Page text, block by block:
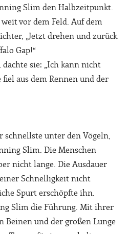
Slim den Halbzeitpunkt.
vor dem Feld. Auf dem
„Jetzt drehen und zurück
Gap!“
sie: „Ich kann nicht
aus dem Rennen und der
schnellste unter den Vögeln,
Slim. Die Menschen
nicht lange. Die Ausdauer
Schnelligkeit nicht
Spurt erschöpfte ihn.
Slim die Führung. Mit ihrer
Beinen und der großen Lunge